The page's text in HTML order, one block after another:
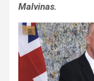
Malvinas.